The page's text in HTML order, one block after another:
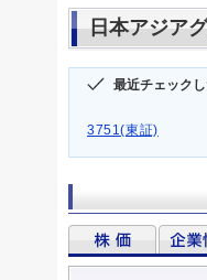
日本アジア
最近チェック
3751(東証)